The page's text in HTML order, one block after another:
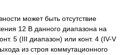
может быть отсутствие
12 В данного диапазона на
5 (III диапазон) или конт. 4 (IV-V
из строя коммутационного